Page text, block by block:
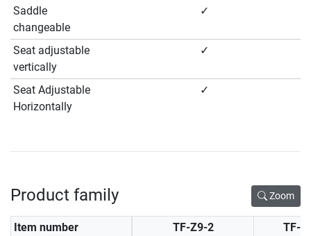
Saddle
changeable
✓
Seat adjustable
vertically
✓
Seat Adjustable
Horizontally
✓
Product family Zoom
Item number TF-Z9-2 TF-